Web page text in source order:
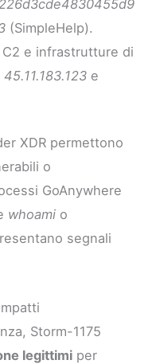
(SimpleHelp).
e infrastrutture di
45.11.183.123 e
XDR permettono
o
GoAnywhere
whoami o
segnali
Storm-1175
legittimi per